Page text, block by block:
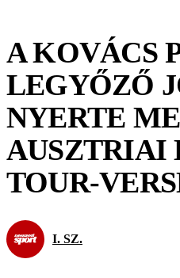
A KOVÁCS
LEGYŐZŐ
NYERTE
AUSZTRIAI
TOUR-
I. SZ.